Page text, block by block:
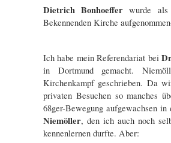
Dietrich Bonhoeffer wurde
Bekennenden Kirche
Ich habe mein Referendariat bei
in Dortmund gemacht.
Kirchenkampf geschrieben. Da
privaten Besuchen so
68ger-Bewegung aufgewachsen
Niemöller, den ich auch noch
kennenlernen durfte. Aber: